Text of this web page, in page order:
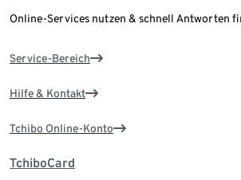
Online-Services nutzen & schnell Antworten
Service-Bereich
Hilfe & Kontakt
Tchibo Online-Konto
TchiboCard